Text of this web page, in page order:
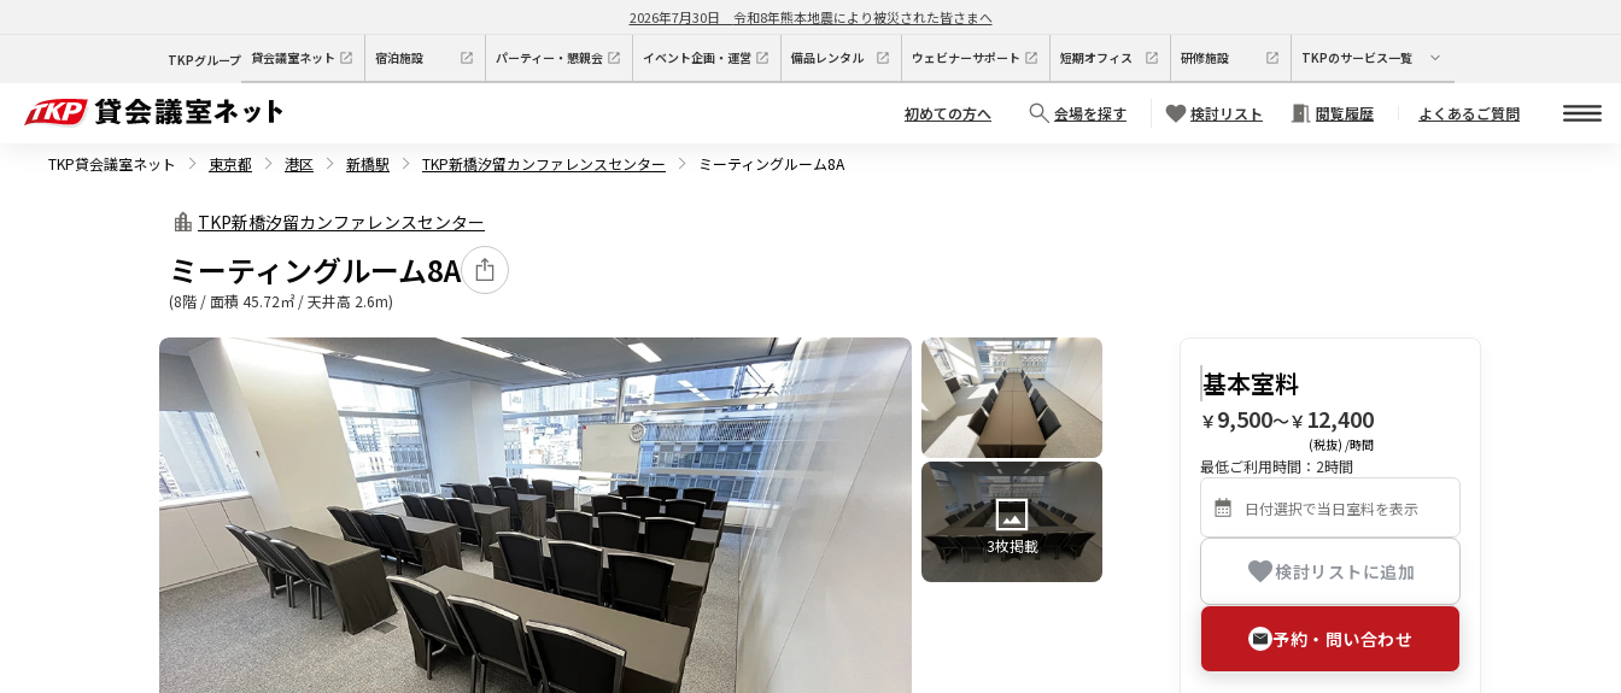
2026年7月30日 令和8年熊本地震により被災された皆さまへ
TKPグループ 貸会議室ネット 宿泊施設 パーティー・懇親会 イベント企画・運営 備品レンタル ウェビナーサポート 短期オフィス 研修施設 TKPのサービス一覧
初めての方へ 会場を探す 検討リスト 閲覧履歴 よくあるご質問
TKP貸会議室ネット 東京都 港区 新橋駅 TKP新橋汐留カンファレンスセンター ミーティングルーム8A
TKP新橋汐留カンファレンスセンター
ミーティングルーム8A
(8階 / 面積 45.72㎡ / 天井高 2.6m)
3枚掲載
基本室料
￥ 9,500〜￥ 12,400
(税抜) /時間
最低ご利用時間： 2時間
検討リストに追加
予約・問い合わせ